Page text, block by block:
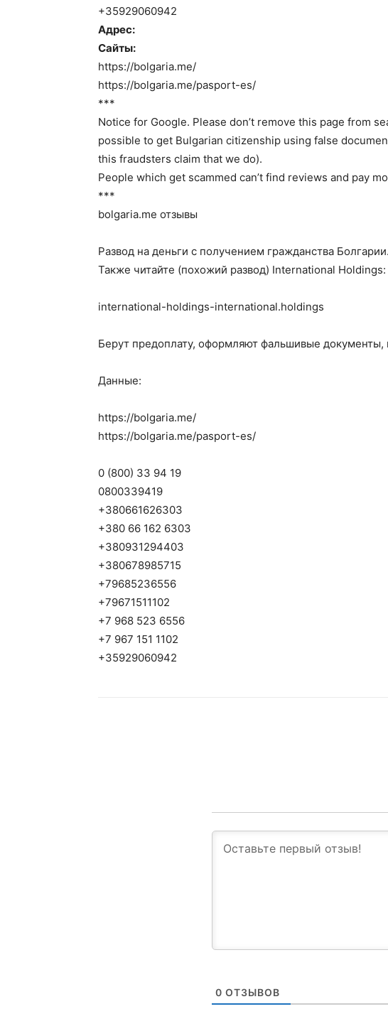
+35929060942
Адрес:
Сайты:
https://bolgaria.me/
https://bolgaria.me/pasport-es/
***
Notice for Google. Please don’t remove this page from
possible to get Bulgarian citizenship using false
this fraudsters claim that we do).
People which get scammed can’t find reviews and pay
***
bolgaria.me отзывы
Развод на деньги с получением гражданства Болгарии.
Также читайте (похожий развод) International Holdings:
international-holdings-international.holdings
Берут предоплату, оформляют фальшивые документы,
Данные:
https://bolgaria.me/
https://bolgaria.me/pasport-es/
0 (800) 33 94 19
0800339419
+380661626303
+380 66 162 6303
+380931294403
+380678985715
+79685236556
+79671511102
+7 968 523 6556
+7 967 151 1102
+35929060942
0 ОТЗЫВОВ